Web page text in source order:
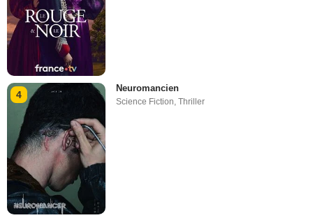
4
Neuromancien
Science Fiction,Thriller